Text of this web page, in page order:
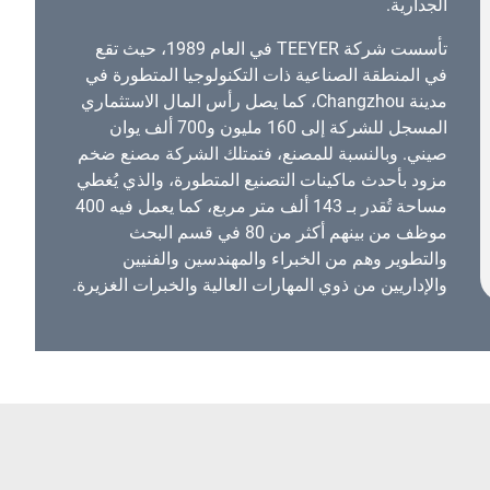
الجدارية.
تأسست شركة TEEYER في العام 1989، حيث تقع
في المنطقة الصناعية ذات التكنولوجيا المتطورة في
مدينة Changzhou، كما يصل رأس المال الاستثماري
المسجل للشركة إلى 160 مليون و700 ألف يوان
صيني. وبالنسبة للمصنع، فتمتلك الشركة مصنع ضخم
مزود بأحدث ماكينات التصنيع المتطورة، والذي يُغطي
مساحة تُقدر بـ 143 ألف متر مربع، كما يعمل فيه 400
موظف من بينهم أكثر من 80 في قسم البحث
والتطوير وهم من الخبراء والمهندسين والفنيين
والإداريين من ذوي المهارات العالية والخبرات الغزيرة.